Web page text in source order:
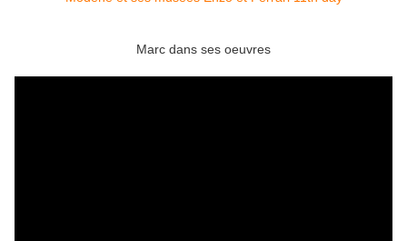
Marc dans ses oeuvres